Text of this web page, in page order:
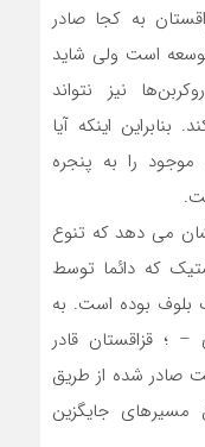
به کجا صادر
است ولی شاید
نیز نتواند
اینکه آیا
را به پنجره
می دهد که تنوع
که دائما توسط
بلوف بوده است. به
– ؛ قزاقستان قادر
تن نفت صادر شده از طریق
مسیرهای جایگزین